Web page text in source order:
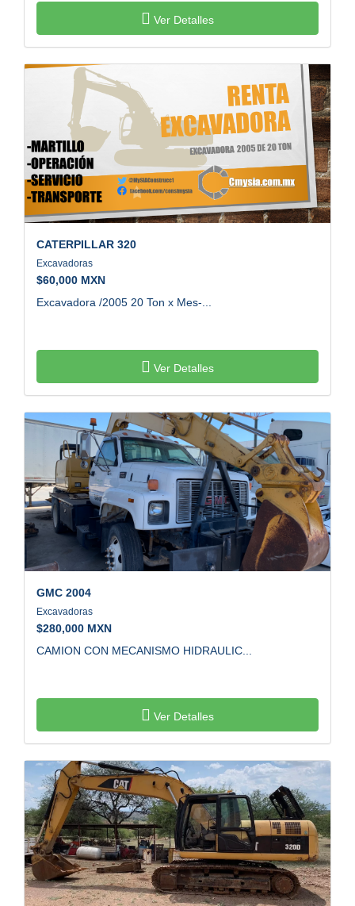
Ver Detalles
CATERPILLAR 320
Excavadoras
$60,000 MXN
Excavadora /2005 20 Ton x Mes-...
Ver Detalles
GMC 2004
Excavadoras
$280,000 MXN
CAMION CON MECANISMO HIDRAULIC...
Ver Detalles